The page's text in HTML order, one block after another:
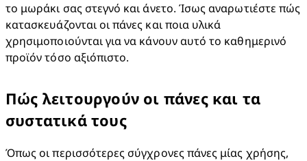
το μωράκι σας στεγνό και άνετο. Ίσως αναρωτιέστε πώς
κατασκευάζονται οι πάνες και ποια υλικά
χρησιμοποιούνται για να κάνουν αυτό το καθημερινό
προϊόν τόσο αξιόπιστο.
Πώς λειτουργούν οι πάνες και τα
συστατικά τους
Όπως οι περισσότερες σύγχρονες πάνες μίας χρήσης,